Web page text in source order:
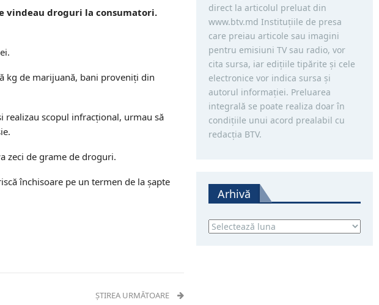
vindeau droguri la consumatori.
kg de marijuană, bani proveniți din
scopul infracțional, urmau să
zeci de grame de droguri.
închisoare pe un termen de la șapte
ȘTIREA URMĂTOARE
direct la articolul preluat din
www.btv.md Instituţiile de presa
care preiau articole sau imagini
pentru emisiuni TV sau radio, vor
cita sursa, iar ediţiile tipărite și cele
electronice vor indica sursa şi
autorul informaţiei. Preluarea
integrală se poate realiza doar în
condiţiile unui acord prealabil cu
redacţia BTV.
Arhivă
Arhivă